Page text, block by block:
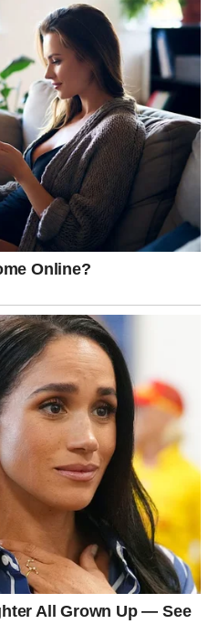
za balansom. Možda
ali ona te tera da
i emocija. Poslovno –
dolazi potreba za
Ako nešto nije fer, sada to
te uči da mir ne dolazi
izabrati.
ali ti to ne smeta – to
da se nešto važno pomera
moguće su tajne informacije
događaja. U ljubavi dolazi do
odnos ili se jasno
početak sedmice koji ti